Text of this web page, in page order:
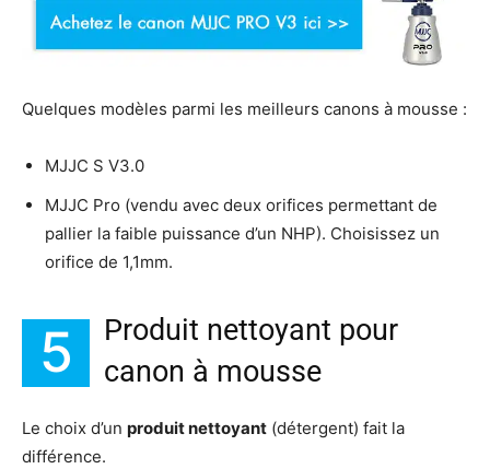
Quelques modèles parmi les meilleurs canons à mousse :
MJJC S V3.0
MJJC Pro (vendu avec deux orifices permettant de
pallier la faible puissance d’un NHP). Choisissez un
orifice de 1,1mm.
5
Produit nettoyant pour
canon à mousse
Le choix d’un produit nettoyant (détergent) fait la
différence.